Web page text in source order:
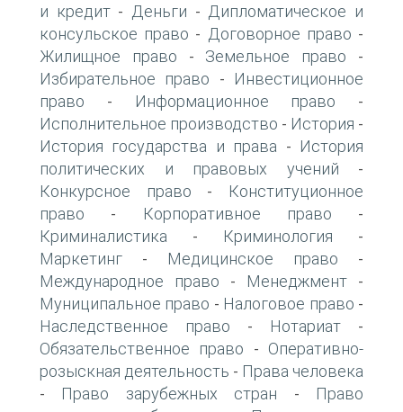
и кредит- Деньги - Дипломатическое и
консульское право - Договорное право -
Жилищное право - Земельное право -
Избирательное право -
Инвестиционное
право - Информационное право -
Исполнительное производство - История -
История государства и права -
История
политических и правовых учений -
Конкурсное право -
Конституционное
право - Корпоративное право -
Криминалистика - Криминология -
Маркетинг - Медицинское право -
Международное право - Менеджмент -
Муниципальное право - Налоговое право -
Наследственное право - Нотариат -
Обязательственное право - Оперативно-
розыскная деятельность - Права человека
- Право зарубежных стран -
Право